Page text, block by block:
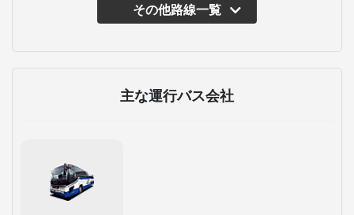
その他路線一覧
主な運行バス会社